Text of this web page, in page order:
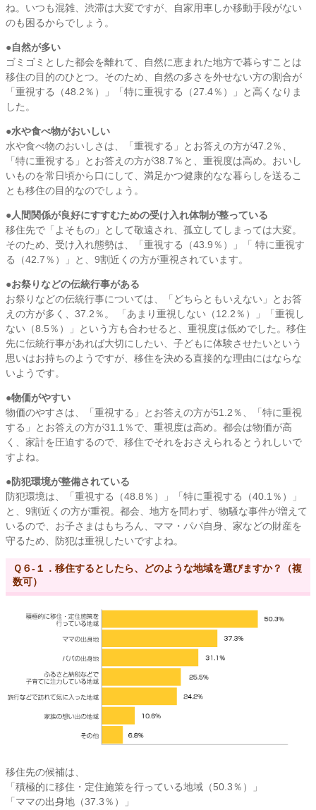
ね。いつも混雑、渋滞は大変ですが、自家用車しか移動手段がない
のも困るからでしょう。
●自然が多い
ゴミゴミとした都会を離れて、自然に恵まれた地方で暮らすことは
移住の目的のひとつ。そのため、自然の多さを外せない方の割合が
「重視する（48.2％）」「特に重視する（27.4％）」と高くなりま
した。
●水や食べ物がおいしい
水や食べ物のおいしさは、「重視する」とお答えの方が47.2％、
「特に重視する」とお答えの方が38.7％と、重視度は高め。おいし
いものを常日頃から口にして、満足かつ健康的なな暮らしを送るこ
とも移住の目的なのでしょう。
●人間関係が良好にすすむための受け入れ体制が整っている
移住先で「よそもの」として敬遠され、孤立してしまっては大変。
そのため、受け入れ態勢は、「重視する（43.9％）」「 特に重視す
る（42.7％）」と、9割近くの方が重視されています。
●お祭りなどの伝統行事がある
お祭りなどの伝統行事については、「どちらともいえない」とお答
えの方が多く、37.2％。 「あまり重視しない（12.2％）」「重視し
ない（8.5％）」という方も合わせると、重視度は低めでした。移住
先に伝統行事があれば大切にしたい、子どもに体験させたいという
思いはお持ちのようですが、移住を決める直接的な理由にはならな
いようです。
●物価がやすい
物価のやすさは、「重視する」とお答えの方が51.2％、「特に重視
する」とお答えの方が31.1％で、重視度は高め。都会は物価が高
く、家計を圧迫するので、移住でそれをおさえられるとうれしいで
すよね。
●防犯環境が整備されている
防犯環境は、「重視する（48.8％）」「特に重視する（40.1％）」
と、9割近くの方が重視。都会、地方を問わず、物騒な事件が増えて
いるので、お子さまはもちろん、ママ・パパ自身、家などの財産を
守るため、防犯は重視したいですよね。
Ｑ６-１．移住するとしたら、どのような地域を選びますか？（複
数可）
移住先の候補は、
「積極的に移住・定住施策を行っている地域（50.3％）」
「ママの出身地（37.3％）」